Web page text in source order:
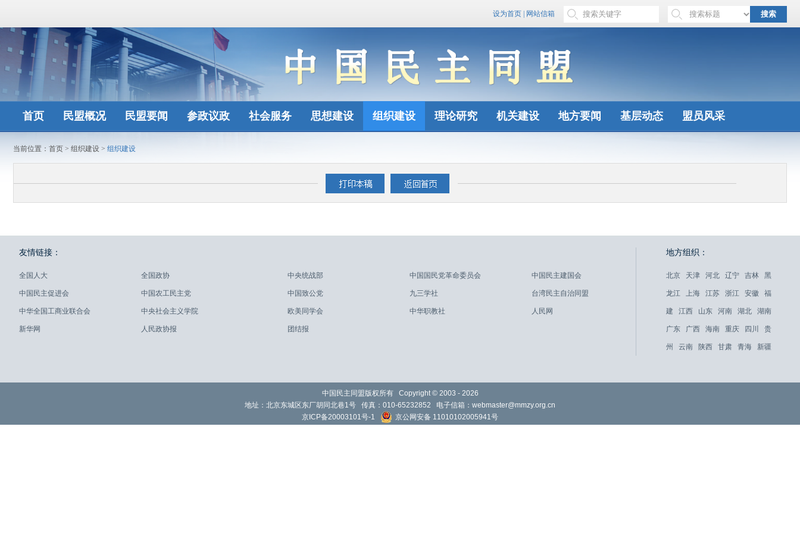
设为首页 网站信箱 搜索
首页 民盟概况 民盟要闻 参政议政 社会服务 思想建设 组织建设 理论研究 机关建设 地方要闻 基层动态 盟员风采
当前位置： 首页 > 组织建设 > 组织建设
友情链接：
全国人大
中国民主促进会
中华全国工商业联合会
新华网
全国政协
中国农工民主党
中央社会主义学院
人民政协报
中央统战部
中国致公党
欧美同学会
团结报
中国国民党革命委员会
九三学社
中华职教社
中国民主建国会
台湾民主自治同盟
人民网
地方组织：
北京 天津 河北 辽宁 吉林 黑
龙江 上海 江苏 浙江 安徽 福
建 江西 山东 河南 湖北 湖南
广东 广西 海南 重庆 四川 贵
州 云南 陕西 甘肃 青海 新疆
中国民主同盟版权所有 Copyright © 2003 - 2026
地址：北京东城区东厂胡同北巷1号 传真：010-65232852 电子信箱： webmaster@mmzy.org.cn
京ICP备20003101号-1
京公网安备 11010102005941号